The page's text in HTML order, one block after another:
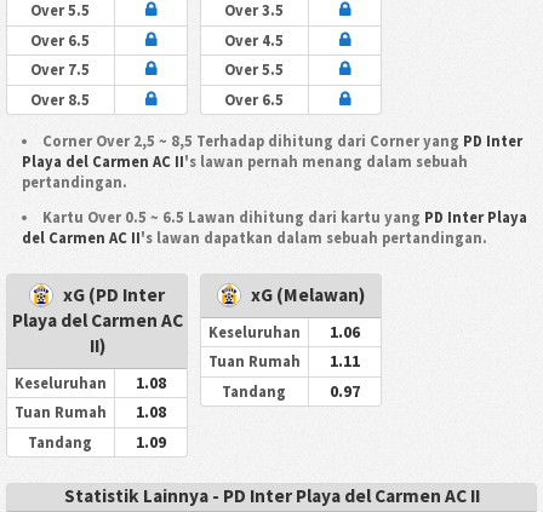
Over 5.5
Over 6.5
Over 7.5
Over 8.5
Over 3.5
Over 4.5
Over 5.5
Over 6.5
Corner Over 2,5 ~ 8,5 Terhadap dihitung dari Corner yang PD Inter
Playa del Carmen AC II's lawan pernah menang dalam sebuah
pertandingan.
Kartu Over 0.5 ~ 6.5 Lawan dihitung dari kartu yang PD Inter Playa
del Carmen AC II's lawan dapatkan dalam sebuah pertandingan.
xG (PD Inter
Playa del Carmen AC
II)
Keseluruhan 1.08
Tuan Rumah 1.08
Tandang 1.09
xG (Melawan)
Keseluruhan 1.06
Tuan Rumah 1.11
Tandang 0.97
Statistik Lainnya - PD Inter Playa del Carmen AC II